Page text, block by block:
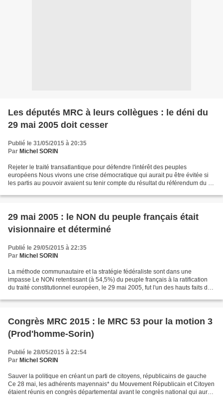
Les députés MRC à leurs collègues : le déni du
29 mai 2005 doit cesser
Publié le 31/05/2015 à 20:35
Par Michel SORIN
Rejeter le traité transatlantique pour défendre l'intérêt des peuples
européens Nous vivons une crise démocratique qui aurait pu être évitée si
les partis au pouvoir avaient su tenir compte du résultat du référendum du 29
29 mai 2005 : le NON du peuple français était
visionnaire et déterminé
Publié le 29/05/2015 à 22:35
Par Michel SORIN
La méthode communautaire et la stratégie fédéraliste sont dans une
impasse Le NON retentissant (à 54,5%) du peuple français à la ratification
du traité constitutionnel européen, le 29 mai 2005, fut l'un des hauts faits de
Congrès MRC 2015 : le MRC 53 pour la motion 3
(Prod'homme-Sorin)
Publié le 28/05/2015 à 22:54
Par Michel SORIN
Sauver la politique en créant un parti de citoyens, républicains de gauche
Ce 28 mai, les adhérents mayennais* du Mouvement Républicain et Citoyen
étaient réunis en congrès départemental avant le congrès national qui aura